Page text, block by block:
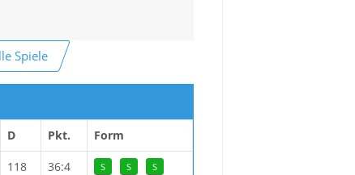
Spiele
D Pkt. Form
118 36:4 S S S